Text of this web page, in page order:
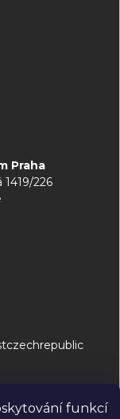
funkcí
Praha
1419/226